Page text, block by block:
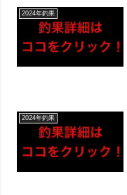
2024年釣果
2024年釣果